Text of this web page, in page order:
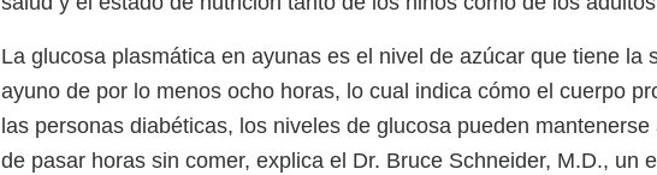
La glucosa plasmática en ayunas es el nivel de azúcar que tiene la
ayuno de por lo menos ocho horas, lo cual indica cómo el cuerpo
las personas diabéticas, los niveles de glucosa pueden
de pasar horas sin comer, explica el Dr. Bruce Schneider, M.D., un